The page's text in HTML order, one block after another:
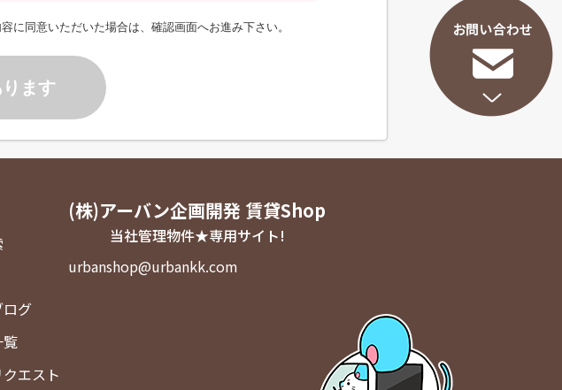
に同意いただいた場合は、確認画面へお進み下さい。
ます
グ
エスト
(株)アーバン企画開発 賃貸Shop
当社管理物件★専用サイト!
urbanshop@urbankk.com